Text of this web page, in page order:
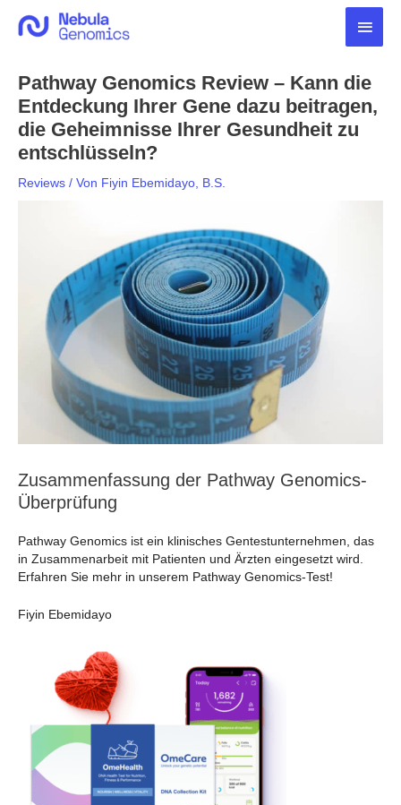
Inhalt
Pathway Genomics Review – Kann die
Entdeckung Ihrer Gene dazu beitragen,
die Geheimnisse Ihrer Gesundheit zu
entschlüsseln?
Reviews / Von Fiyin Ebemidayo, B.S.
Zusammenfassung der Pathway Genomics-
Überprüfung
Pathway Genomics ist ein klinisches Gentestunternehmen, das
in Zusammenarbeit mit Patienten und Ärzten eingesetzt wird.
Erfahren Sie mehr in unserem Pathway Genomics-Test!
Fiyin Ebemidayo